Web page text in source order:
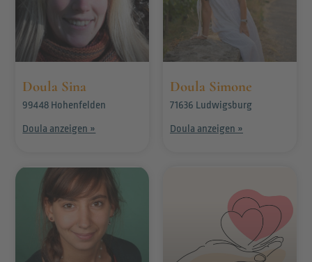
Doula Sina
99448 Hohenfelden
Doula anzeigen »
Doula Simone
71636 Ludwigsburg
Doula anzeigen »